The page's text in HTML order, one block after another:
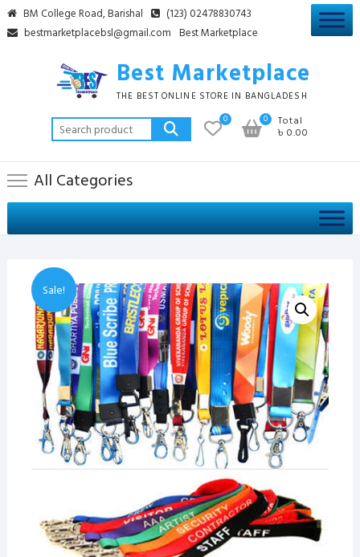
Skip
to
BM College Road, Barishal
(123) 02478830743
bestmarketplacebsl@gmail.com Best Marketplace
Best Marketplace
THE BEST ONLINE STORE IN BANGLADESH
Search
for:
0 Total
৳ 0.00
0
All Categories
Sale!